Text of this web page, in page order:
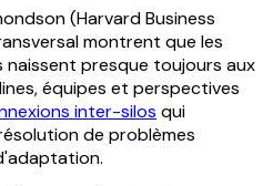
(Harvard Business
montrent que les
naissent presque toujours aux
équipes et perspectives
inter-silos qui
de problèmes